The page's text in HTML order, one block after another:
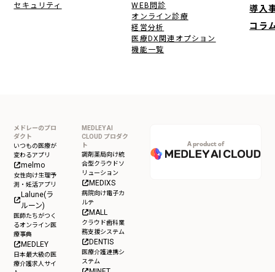
セキュリティ
WEB問診
オンライン診療
経営分析
医療DX関連オプション
機能一覧
導入
コラ
メドレーのプロ
ダクト
いつもの医療が
変わるアプリ
melmo
女性向け生理予
測・妊活アプリ
Lalune(ラ
ルーン)
医師たちがつく
るオンライン医
療事典
MEDLEY
日本最大級の医
療介護求人サイ
MEDLEY AI
CLOUD プロダク
ト
調剤薬局向け統
合型クラウドソ
リューション
MEDIXS
病院向け電子カ
ルテ
MALL
クラウド歯科業
務支援システム
DENTIS
医療介護連携シ
ステム
A product of